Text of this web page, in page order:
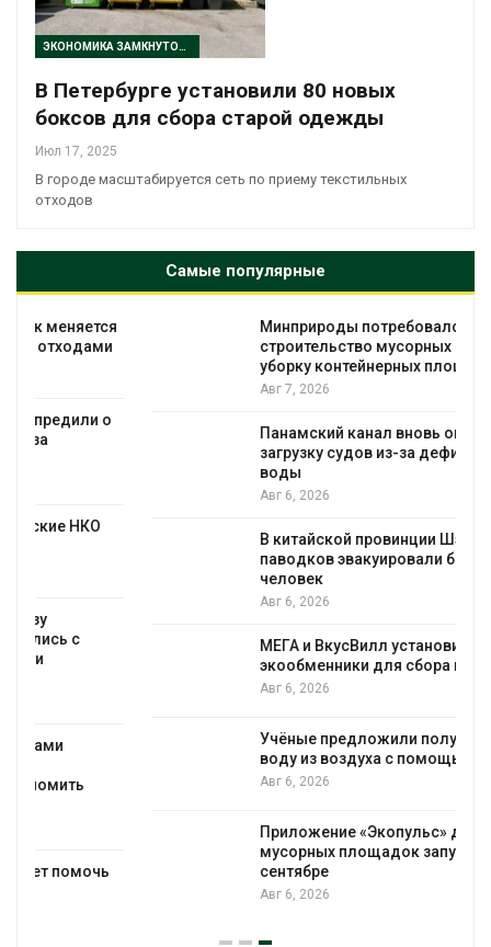
ЭКОНОМИКА ЗАМКНУТОГО ЦИКЛА
В Петербурге установили 80 новых
боксов для сбора старой одежды
Июл 17, 2025
В городе масштабируется сеть по приему текстильных
отходов
Самые популярные
Минприроды потребовало ускорить
строительство мусорных объектов и
уборку контейнерных площадок
Панамский канал вновь ограничивает
загрузку судов из-за дефицита пресной
В китайской провинции Шэньси из-за
паводков эвакуировали более 140 тыс.
МЕГА и ВкусВилл установили
экообменники для сбора вторсырья
Учёные предложили получать питьевую
воду из воздуха с помощью ветра
Приложение «Экопульс» для контроля
мусорных площадок запустят в